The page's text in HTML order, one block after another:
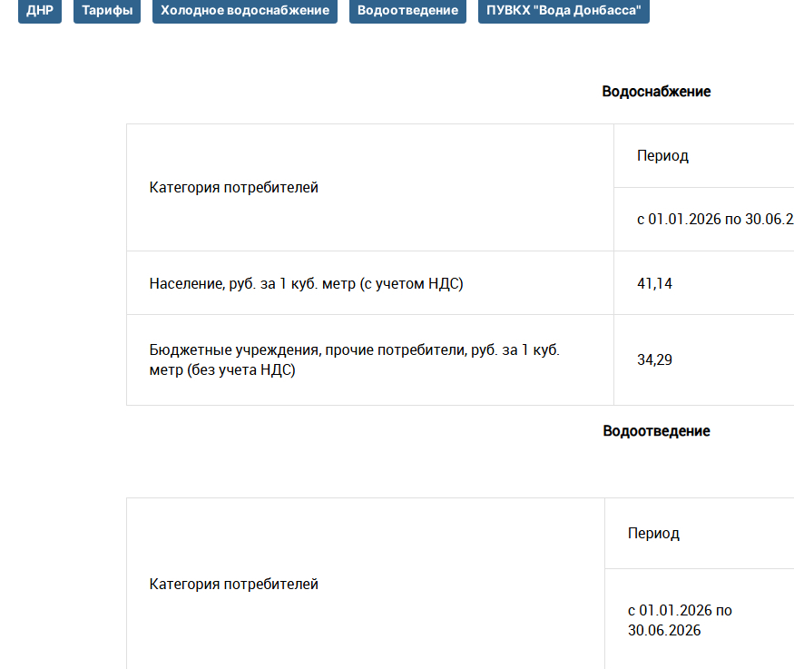
ДНР Тарифы Холодное водоснабжение Водоотведение ПУВКХ "Вода Донбасса"